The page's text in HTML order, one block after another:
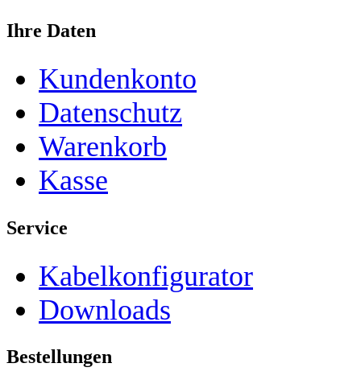
Ihre Daten
Kundenkonto
Datenschutz
Warenkorb
Kasse
Service
Kabelkonfigurator
Downloads
Bestellungen